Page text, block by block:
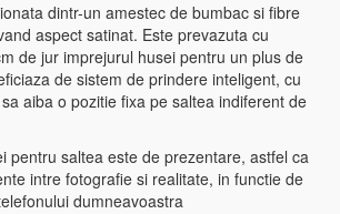
dintr-un amestec de bumbac si fibre
aspect satinat. Este prevazuta cu
de jur imprejurul husei pentru un plus de
de sistem de prindere inteligent, cu
aiba o pozitie fixa pe saltea indiferent de
pentru saltea este de prezentare, astfel ca
intre fotografie si realitate, in functie de
dumneavoastra